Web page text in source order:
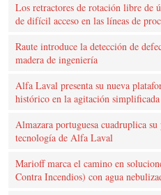
Los retractores de rotación libre de
de difícil acceso en las líneas de
Raute introduce la detección de
madera de ingeniería
Alfa Laval presenta su nueva
histórico en la agitación
Almazara portuguesa cuadruplica
tecnología de Alfa Laval
Marioff marca el camino en
Contra Incendios) con agua